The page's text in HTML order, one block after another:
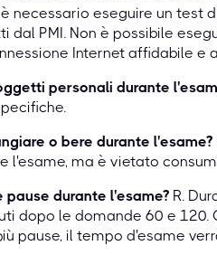
necessario eseguire un test
dal PMI. Non è possibile
Internet affidabile e
personali durante
o bere durante l'esame?
l'esame, ma è vietato
pause durante l'esame? R.
dopo le domande 60 e
pause, il tempo d'esame